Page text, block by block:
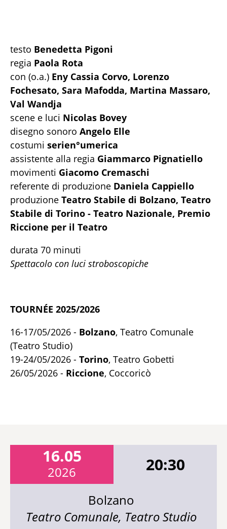
testo Benedetta Pigoni
regia Paola Rota
con (o.a.) Eny Cassia Corvo, Lorenzo
Fochesato, Sara Mafodda, Martina Massaro,
Val Wandja
scene e luci Nicolas Bovey
disegno sonoro Angelo Elle
costumi serien°umerica
assistente alla regia Giammarco Pignatiello
movimenti Giacomo Cremaschi
referente di produzione Daniela Cappiello
produzione Teatro Stabile di Bolzano, Teatro
Stabile di Torino - Teatro Nazionale, Premio
Riccione per il Teatro
durata 70 minuti
Spettacolo con luci stroboscopiche
TOURNÉE 2025/2026
16-17/05/2026 - Bolzano, Teatro Comunale
(Teatro Studio)
19-24/05/2026 - Torino, Teatro Gobetti
26/05/2026 - Riccione, Coccoricò
16.05
2026 20:30
Bolzano
Teatro Comunale, Teatro Studio